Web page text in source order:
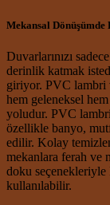
Mekansal
Duvarlarınızı
derinlik katmak
giriyor. PVC lambri
hem geleneksel
yoludur. PVC
özellikle banyo,
edilir. Kolay
mekanlara ferah ve
doku
kullanılabilir.